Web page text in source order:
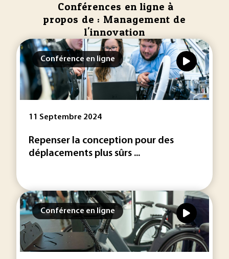
Conférences en ligne à
propos de : Management de
l'innovation
Conférence en ligne
11 Septembre 2024
Repenser la conception pour des
déplacements plus sûrs ...
Conférence en ligne